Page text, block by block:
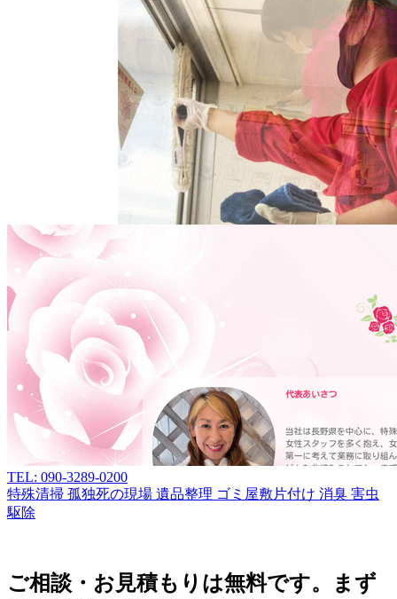
TEL: 090-3289-0200
特殊清掃 孤独死の現場 遺品整理 ゴミ屋敷片付け 消臭 害虫
駆除
ご相談・お見積もりは無料です。まず